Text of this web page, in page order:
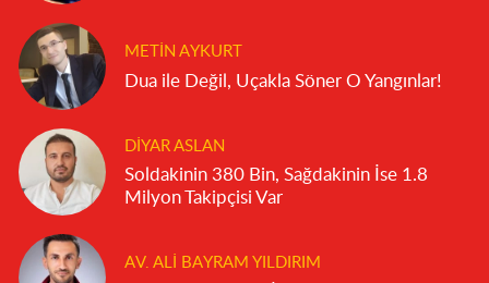
METIN AYKURT
Dua ile Değil, Uçakla Söner O Yangınlar!
DIYAR ASLAN
Soldakinin 380 Bin, Sağdakinin İse 1.8
Milyon Takipçisi Var
AV. ALI BAYRAM YILDIRIM